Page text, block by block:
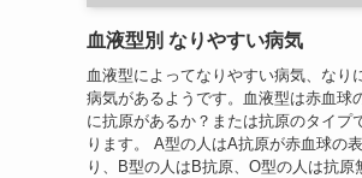
血液型別 なりやすい病気
血液型によってなりやすい病気、なり
病気があるようです。血液型は赤血球
に抗原があるか？または抗原のタイプ
ります。 A型の人はA抗原が赤血球の
り、B型の人はB抗原、O型の人は抗原